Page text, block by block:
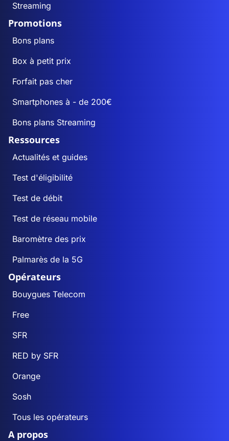
Streaming
Promotions
Bons plans
Box à petit prix
Forfait pas cher
Smartphones à - de 200€
Bons plans Streaming
Ressources
Actualités et guides
Test d'éligibilité
Test de débit
Test de réseau mobile
Baromètre des prix
Palmarès de la 5G
Opérateurs
Bouygues Telecom
Free
SFR
RED by SFR
Orange
Sosh
Tous les opérateurs
A propos